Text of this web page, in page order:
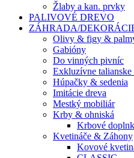
Žlaby a kan. prvky
PALIVOVÉ DREVO
ZÁHRADA/
Olivy & figy &
Gabióny
Do vinných pivníc
Exkluzívne talianske
Húpačky & sedenia
Imitácie dreva
Mestký mobiliár
Krby & ohniská
Krbové
Kvetináče & Záhony
Kovové